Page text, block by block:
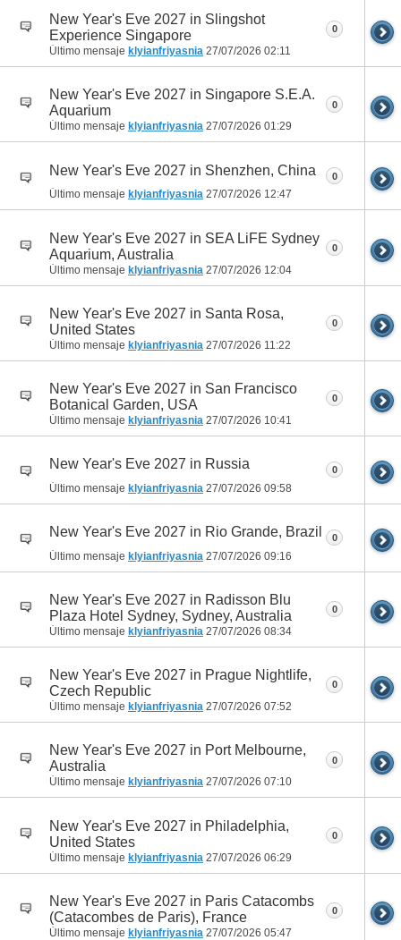
New Year's Eve 2027 in Slingshot
Experience Singapore
Último mensaje klyianfriyasnia 27/07/2026 02:11
0
New Year's Eve 2027 in Singapore S.E.A.
Aquarium
Último mensaje klyianfriyasnia 27/07/2026 01:29
0
New Year's Eve 2027 in Shenzhen, China
Último mensaje klyianfriyasnia 27/07/2026 12:47
0
New Year's Eve 2027 in SEA LiFE Sydney
Aquarium, Australia
Último mensaje klyianfriyasnia 27/07/2026 12:04
0
New Year's Eve 2027 in Santa Rosa,
United States
Último mensaje klyianfriyasnia 27/07/2026 11:22
0
New Year's Eve 2027 in San Francisco
Botanical Garden, USA
Último mensaje klyianfriyasnia 27/07/2026 10:41
0
New Year's Eve 2027 in Russia
Último mensaje klyianfriyasnia 27/07/2026 09:58
0
New Year's Eve 2027 in Rio Grande, Brazil
Último mensaje klyianfriyasnia 27/07/2026 09:16
0
New Year's Eve 2027 in Radisson Blu
Plaza Hotel Sydney, Sydney, Australia
Último mensaje klyianfriyasnia 27/07/2026 08:34
0
New Year's Eve 2027 in Prague Nightlife,
Czech Republic
Último mensaje klyianfriyasnia 27/07/2026 07:52
0
New Year's Eve 2027 in Port Melbourne,
Australia
Último mensaje klyianfriyasnia 27/07/2026 07:10
0
New Year's Eve 2027 in Philadelphia,
United States
Último mensaje klyianfriyasnia 27/07/2026 06:29
0
New Year's Eve 2027 in Paris Catacombs
(Catacombes de Paris), France
Último mensaje klyianfriyasnia 27/07/2026 05:47
0